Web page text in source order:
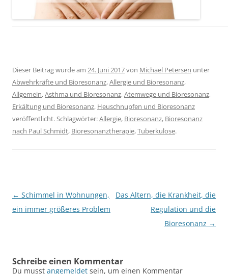
Dieser Beitrag wurde am 24. Juni 2017von Michael Petersen unter
Abwehrkräfte und Bioresonanz,Allergie und Bioresonanz,
Allgemein,Asthma und Bioresonanz,Atemwege und Bioresonanz,
Erkältung und Bioresonanz, Heuschnupfen und Bioresonanz
veröffentlicht. Schlagwörter:Allergie, Bioresonanz, Bioresonanz
nach Paul Schmidt, Bioresonanztherapie,Tuberkulose.
Beitragsnavigation
← Schimmel in Wohnungen,
ein immer größeres Problem
Das Altern, die Krankheit, die
Regulation und die
Bioresonanz →
Schreibe einen Kommentar
Du musst angemeldet sein, um einen Kommentar